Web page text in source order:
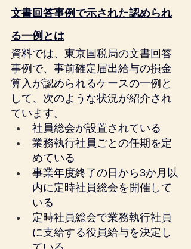
文書回答事例で示された認められ
る一例とは
資料では、東京国税局の文書回答
事例で、事前確定届出給与の損金
算入が認められるケースの一例と
して、次のような状況が紹介され
ています。
社員総会が設置されている
業務執行社員ごとの任期を定
めている
事業年度終了の日から3か月以
内に定時社員総会を開催して
いる
定時社員総会で業務執行社員
に支給する役員給与を決定し